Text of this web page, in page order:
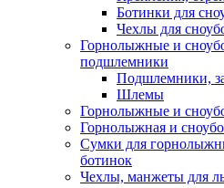
Ботинки для
Чехлы для
Горнолыжные и
подшлемники
Подшлемники,
Шлемы
Горнолыжные и
Горнолыжная и
Сумки для
ботинок
Чехлы, манжеты для